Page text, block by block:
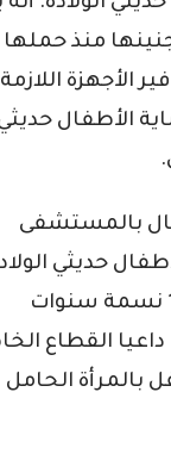
منذ حملها
الأجهزة اللازمة
الأطفال
بالمستشفى
حديثي
تراجعت بكثرة. حيث كانت الجزائر تسجل 53 وفاة في 1000 نسمة سنوات
وفاة في 1000 نسمة حاليا. داعيا
بالمرأة الحامل